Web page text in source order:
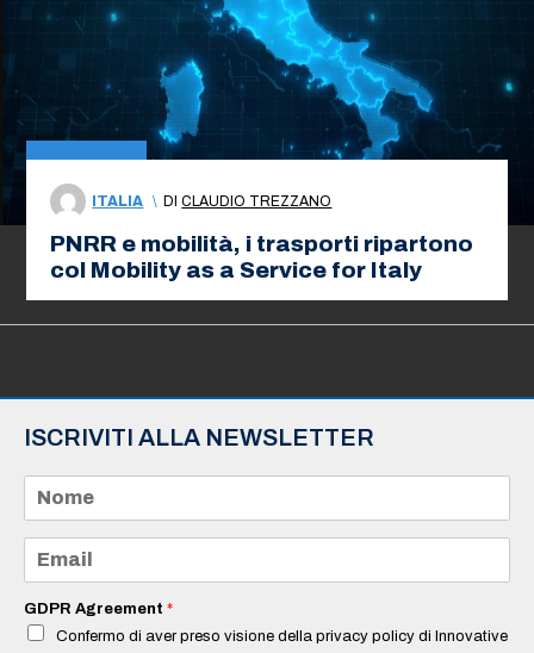
ITALIA \ DICLAUDIO TREZZANO
PNRR e mobilità, i trasporti ripartono
col Mobility as a Service for Italy
ISCRIVITI ALLA NEWSLETTER
m
e
a
i
*
GDPR Agreement *
Confermo di aver preso visione della privacy policy di Innovative